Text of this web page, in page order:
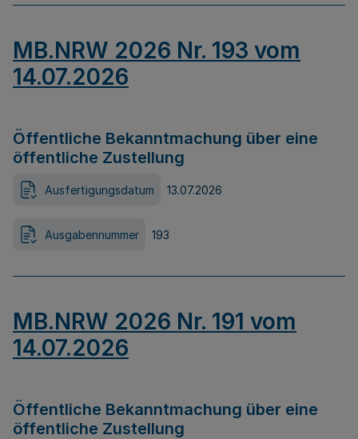
MB.NRW 2026 Nr. 193 vom
14.07.2026
Öffentliche Bekanntmachung über eine
öffentliche Zustellung
Ausfertigungsdatum 13.07.2026
Ausgabennummer 193
MB.NRW 2026 Nr. 191 vom
14.07.2026
Öffentliche Bekanntmachung über eine
öffentliche Zustellung